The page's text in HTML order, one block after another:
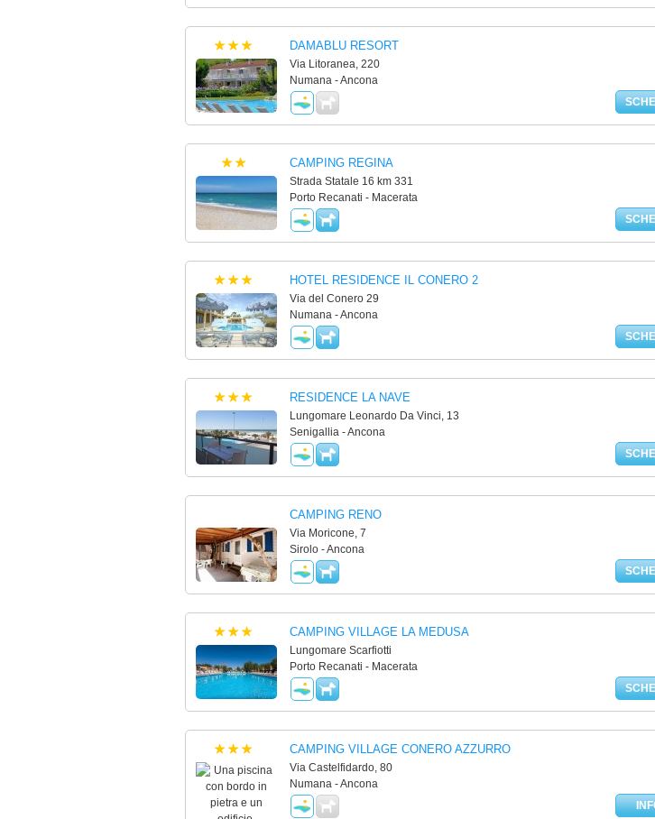
DAMABLU RESORT
Via Litoranea, 220
Numana - Ancona
CAMPING REGINA
Strada Statale 16 km 331
Porto Recanati - Macerata
HOTEL RESIDENCE IL CONERO 2
Via del Conero 29
Numana - Ancona
RESIDENCE LA NAVE
Lungomare Leonardo Da Vinci, 13
Senigallia - Ancona
CAMPING RENO
Via Moricone, 7
Sirolo - Ancona
CAMPING VILLAGE LA MEDUSA
Lungomare Scarfiotti
Porto Recanati - Macerata
CAMPING VILLAGE CONERO AZZURRO
Via Castelfidardo, 80
Numana - Ancona